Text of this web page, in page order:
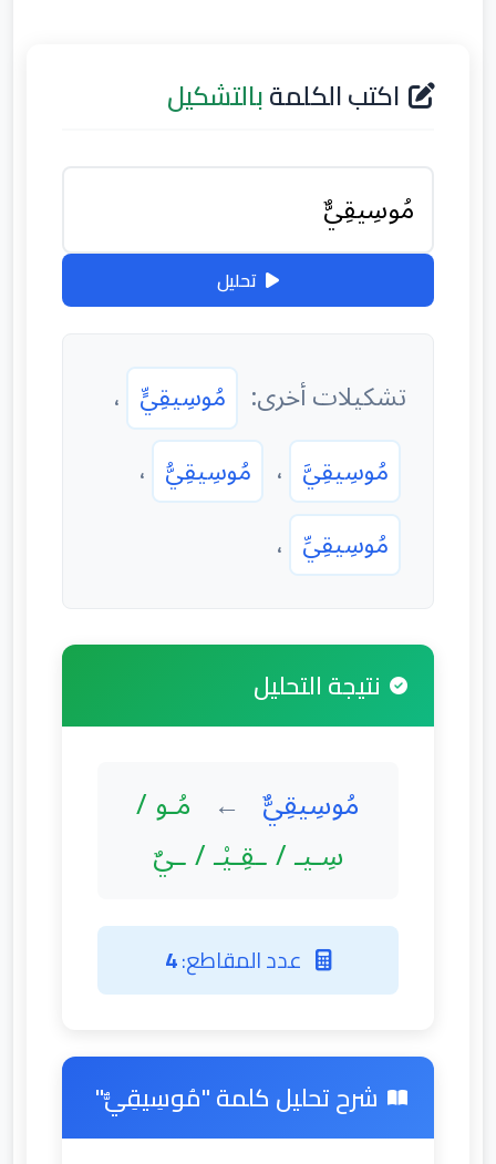
اكتب الكلمةبالتشكيل
تحليل
تشكيلات أخرى: مُوسِيقِيٍّ ،
مُوسِيقِيَّ ، مُوسِيقِيُّ ،
مُوسِيقِيِّ ،
نتيجة التحليل
مُوسِيقِيٌّ ← مُـو /
سِـيـ / ـقِـيْـ / ـيٌ
عدد المقاطع:4
شرح تحليل كلمة "مُوسِيقِيٌّ"